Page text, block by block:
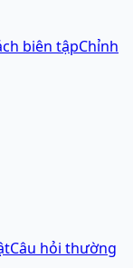
biên tậpChỉnh
Câu hỏi thường